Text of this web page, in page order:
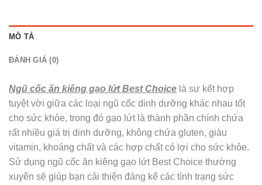
MÔ TẢ
ĐÁNH GIÁ (0)
Ngũ cốc ăn kiêng gạo lứt Best Choice là sự kết hợp
tuyệt vời giữa các loại ngũ cốc dinh dưỡng khác nhau tốt
cho sức khỏe, trong đó gạo lứt là thành phần chính chứa
rất nhiều giá trị dinh dưỡng, không chứa gluten, giàu
vitamin, khoáng chất và các hợp chất có lợi cho sức khỏe.
Sử dụng ngũ cốc ăn kiêng gạo lứt Best Choice thường
xuyên sẽ giúp bạn cải thiện đáng kể các tình trạng sức